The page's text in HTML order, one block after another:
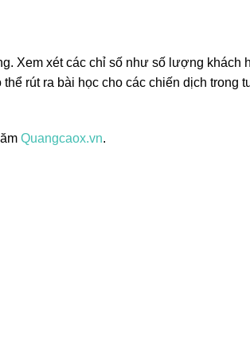
Xem xét các chỉ số như số lượng khách
rút ra bài học cho các chiến dịch trong
Quangcaox.vn.